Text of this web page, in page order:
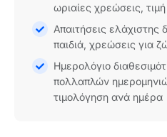
ωριαίες χρεώσεις,
Απαιτήσεις ελάχιστης
παιδιά, χρεώσεις για
Ημερολόγιο
πολλαπλών
τιμολόγηση ανά ημέρα